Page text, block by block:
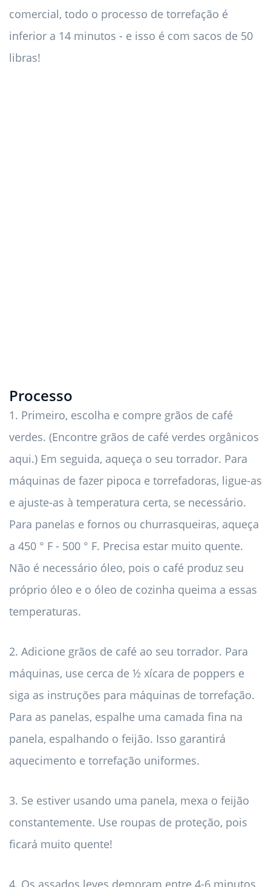
comercial, todo o processo de torrefação é
inferior a 14 minutos - e isso é com sacos de 50
libras!
Processo
1. Primeiro, escolha e compre grãos de café
verdes. (Encontre grãos de café verdes orgânicos
aqui.) Em seguida, aqueça o seu torrador. Para
máquinas de fazer pipoca e torrefadoras, ligue-as
e ajuste-as à temperatura certa, se necessário.
Para panelas e fornos ou churrasqueiras, aqueça
a 450 ° F - 500 ° F. Precisa estar muito quente.
Não é necessário óleo, pois o café produz seu
próprio óleo e o óleo de cozinha queima a essas
temperaturas.
2. Adicione grãos de café ao seu torrador. Para
máquinas, use cerca de ½ xícara de poppers e
siga as instruções para máquinas de torrefação.
Para as panelas, espalhe uma camada fina na
panela, espalhando o feijão. Isso garantirá
aquecimento e torrefação uniformes.
3. Se estiver usando uma panela, mexa o feijão
constantemente. Use roupas de proteção, pois
ficará muito quente!
4. Os assados ​​leves demoram entre 4-6 minutos